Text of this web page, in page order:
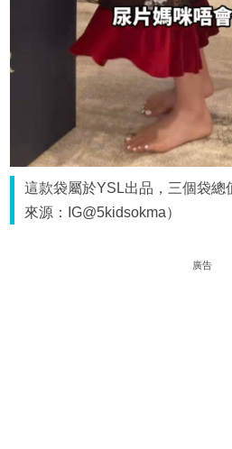
這款袋屬於YSL出品，三個袋總
來源：IG@5kidsokma）
廣告